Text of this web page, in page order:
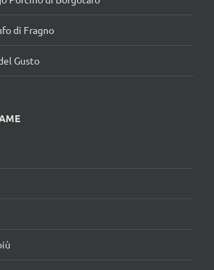
di Fragno
Gusto